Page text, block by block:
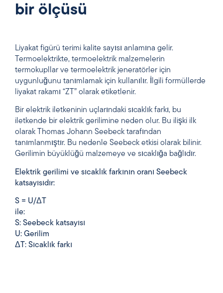
bir ölçüsü
Liyakat figürü terimi kalite sayısı anlamına gelir.
Termoelektrikte, termoelektrik malzemelerin
termokupllar ve termoelektrik jeneratörler için
uygunluğunu tanımlamak için kullanılır. İlgili formüllerde
liyakat rakamı “ZT” olarak etiketlenir.
Bir elektrik iletkeninin uçlarındaki sıcaklık farkı, bu
iletkende bir elektrik gerilimine neden olur. Bu ilişki ilk
olarak Thomas Johann Seebeck tarafından
tanımlanmıştır. Bu nedenle Seebeck etkisi olarak bilinir.
Gerilimin büyüklüğü malzemeye ve sıcaklığa bağlıdır.
Elektrik gerilimi ve sıcaklık farkının oranı Seebeck
katsayısıdır:
S = U/ΔT
ile:
S: Seebeck katsayısı
U: Gerilim
ΔT: Sıcaklık farkı